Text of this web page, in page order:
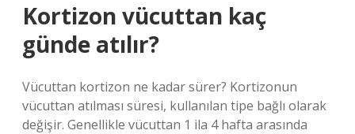
Kortizon vücuttan kaç
günde atılır?
Vücuttan kortizon ne kadar sürer? Kortizonun
vücuttan atılması süresi, kullanılan tipe bağlı olarak
değişir. Genellikle vücuttan 1 ila 4 hafta arasında